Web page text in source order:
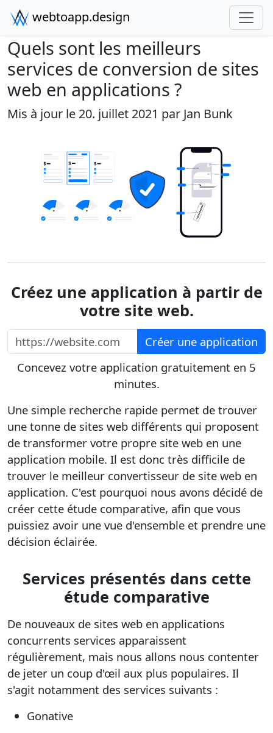
webtoapp.design
Quels sont les meilleurs
services de conversion de sites
web en applications ?
Mis à jour le 20. juillet 2021 par Jan Bunk
Créez une application à partir de
votre site web.
https://website.com
Créer une application
Concevez votre application gratuitement en 5
minutes.
Une simple recherche rapide permet de trouver
une tonne de sites web différents qui proposent
de transformer votre propre site web en une
application mobile. Il est donc très difficile de
trouver le meilleur convertisseur de site web en
application. C'est pourquoi nous avons décidé de
créer cette étude comparative, afin que vous
puissiez avoir une vue d'ensemble et prendre une
décision éclairée.
Services présentés dans cette
étude comparative
De nouveaux de sites web en applications
concurrents services apparaissent
régulièrement, mais nous allons nous contenter
de jeter un coup d'œil aux plus populaires. Il
s'agit notamment des services suivants :
Gonative